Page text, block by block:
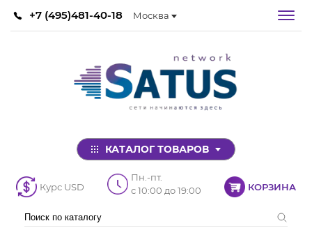
+7 (495)481-40-18 Москва
КАТАЛОГ ТОВАРОВ
Курс USD
Пн.-пт.
с 10:00 до 19:00
КОРЗИНА